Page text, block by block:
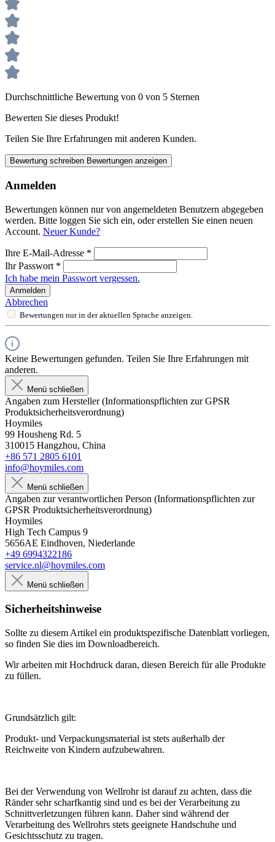
Durchschnittliche Bewertung von 0 von 5 Sternen
Bewerten Sie dieses Produkt!
Teilen Sie Ihre Erfahrungen mit anderen Kunden.
Bewertung schreiben Bewertungen anzeigen
Anmelden
Bewertungen können nur von angemeldeten Benutzern abgegeben
werden. Bitte loggen Sie sich ein, oder erstellen Sie einen neuen
Account. Neuer Kunde?
Ihre E-Mail-Adresse *
Ihr Passwort *
Ich habe mein Passwort vergessen.
Anmelden
Abbrechen
Bewertungen nur in der aktuellen Sprache anzeigen.
Keine Bewertungen gefunden. Teilen Sie Ihre Erfahrungen mit
anderen.
Menü schließen
Angaben zum Hersteller (Informationspflichten zur GPSR
Produktsicherheitsverordnung)
Hoymiles
99 Housheng Rd. 5
310015 Hangzhou, China
+86 571 2805 6101
info@hoymiles.com
Menü schließen
Angaben zur verantwortlichen Person (Informationspflichten zur
GPSR Produktsicherheitsverordnung)
Hoymiles
High Tech Campus 9
5656AE Eindhoven, Niederlande
+49 6994322186
service.nl@hoymiles.com
Menü schließen
Sicherheitshinweise
Sollte zu diesem Artikel ein produktspezifische Datenblatt vorliegen,
so finden Sie dies im Downloadbereich.
Wir arbeiten mit Hochdruck daran, diesen Bereich für alle Produkte
zu füllen.
Grundsätzlich gilt:
Produkt- und Verpackungsmaterial ist stets außerhalb der
Reichweite von Kindern aufzubewahren.
Bei der Verwendung von Wellrohr ist darauf zu achten, dass die
Ränder sehr scharfkantig sind und es bei der Verarbeitung zu
Schnittverletzungen führen kann. Daher sind während der
Verarbeitung des Wellrohrs stets geeignete Handschuhe und
Gesichtsschutz zu tragen.